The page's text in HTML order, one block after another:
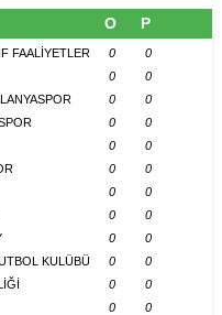
O P
FAALİYETLER 0
0
0
0
0
0
0
0
0
0
0
0
0
0
0
0
0
0
KULÜBÜ 0
0
0
0
0
0